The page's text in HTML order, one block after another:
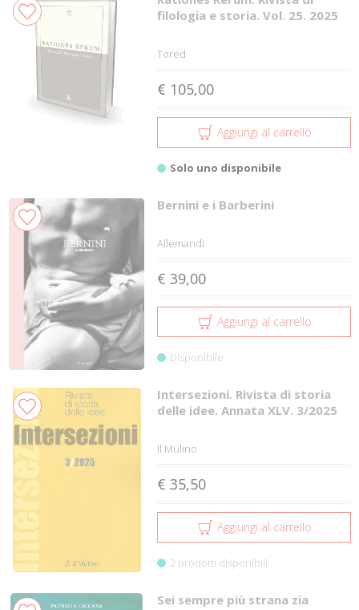
filologia e storia. Vol. 25. 2025
Tored
€ 105,00
Aggiungi al carrello
Solo uno disponibile
Bernini e i Barberini
Allemandi
€ 39,00
Aggiungi al carrello
Disponibile
Intersezioni. Rivista di storia
delle idee. Annata XLV. 3/2025
Il Mulino
€ 35,50
Aggiungi al carrello
2 prodotti disponibili
Sei sempre più strana zia